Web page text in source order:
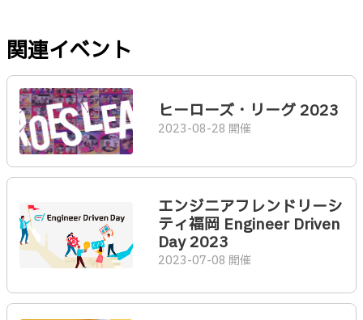
関連イベント
ヒーローズ・リーグ 2023
2023-08-28 開催
エンジニアフレンドリーシ
ティ福岡 Engineer Driven
Day 2023
2023-07-08 開催